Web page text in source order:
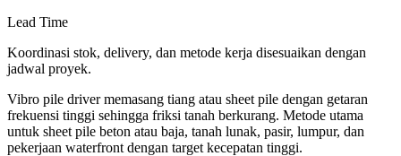
Lead Time
Koordinasi stok, delivery, dan metode kerja disesuaikan dengan
jadwal proyek.
Vibro pile driver memasang tiang atau sheet pile dengan getaran
frekuensi tinggi sehingga friksi tanah berkurang. Metode utama
untuk sheet pile beton atau baja, tanah lunak, pasir, lumpur, dan
pekerjaan waterfront dengan target kecepatan tinggi.